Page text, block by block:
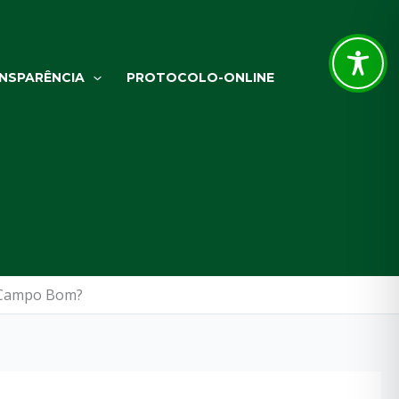
PROTOCOLO-ONLINE
Bom?